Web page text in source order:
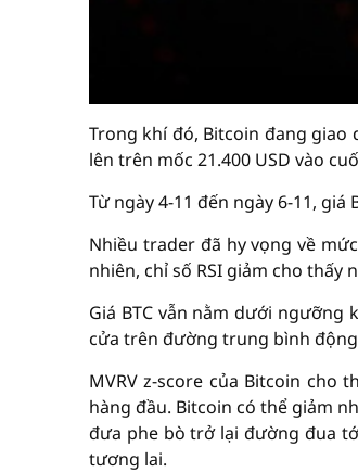
Trong khí đó, Bitcoin đang giao
lên trên mốc 21.400 USD vào
Từ ngày 4-11 đến ngày 6-11,
Nhiều trader đã hy vọng về
nhiên, chỉ số RSI giảm cho
Giá BTC vẫn nằm dưới ngưỡng
cửa trên đường trung bình động
MVRV z-score của Bitcoin
hàng đầu. Bitcoin có thể giảm
đưa phe bò trở lại đường đua
tương lai.